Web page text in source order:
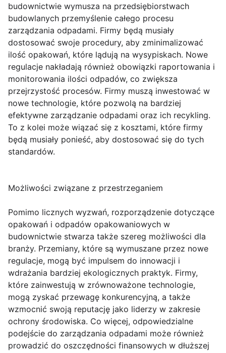
budownictwie wymusza na przedsiębiorstwach
budowlanych przemyślenie całego procesu
zarządzania odpadami. Firmy będą musiały
dostosować swoje procedury, aby zminimalizować
ilość opakowań, które lądują na wysypiskach. Nowe
regulacje nakładają również obowiązki raportowania i
monitorowania ilości odpadów, co zwiększa
przejrzystość procesów. Firmy muszą inwestować w
nowe technologie, które pozwolą na bardziej
efektywne zarządzanie odpadami oraz ich recykling.
To z kolei może wiązać się z kosztami, które firmy
będą musiały ponieść, aby dostosować się do tych
standardów.
Możliwości związane z przestrzeganiem
Pomimo licznych wyzwań, rozporządzenie dotyczące
opakowań i odpadów opakowaniowych w
budownictwie stwarza także szereg możliwości dla
branży. Przemiany, które są wymuszane przez nowe
regulacje, mogą być impulsem do innowacji i
wdrażania bardziej ekologicznych praktyk. Firmy,
które zainwestują w zrównoważone technologie,
mogą zyskać przewagę konkurencyjną, a także
wzmocnić swoją reputację jako liderzy w zakresie
ochrony środowiska. Co więcej, odpowiedzialne
podejście do zarządzania odpadami może również
prowadzić do oszczędności finansowych w dłuższej